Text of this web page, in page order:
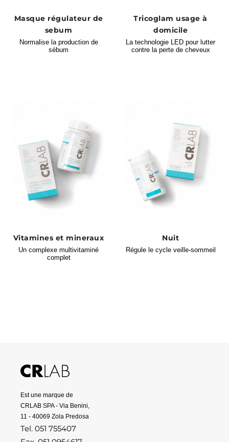
Masque régulateur de
sebum
Normalise la production de
sébum
Tricoglam usage à
domicile
La technologie LED pour lutter
contre la perte de cheveux
Vitamines et mineraux
Un complexe multivitaminé
complet
Nuit
Régule le cycle veille-sommeil
Est une marque de
CRLAB SPA - Via Benini,
11 - 40069 Zola Predosa
Tel. 051 755407